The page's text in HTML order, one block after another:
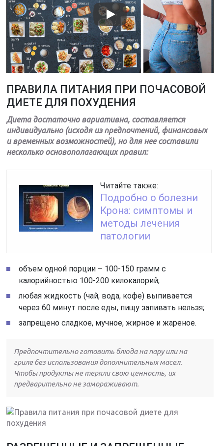
ПРАВИЛА ПИТАНИЯ ПРИ ПОЧАСОВОЙ
ДИЕТЕ ДЛЯ ПОХУДЕНИЯ
Диета достаточно вариативна, составляется
индивидуально (исходя из предпочтений, финансовых
и временных возможностей), но для нее составили
несколько основополагающих правил:
Читайте также:
Подробно о болезни
Крона: симптомы и
методы лечения
патологии
объем одной порции – 100-150 грамм с
калорийностью 100-200 килокалорий;
любая жидкость (чай, вода, кофе) выпивается
через 60 минут после еды, пищу запивать нельзя;
запрещено сладкое, мучное, жирное и жареное.
Предпочтительно готовить блюда на пару или на
гриле без использования дополнительных масел.
Чтобы продукты не теряли свою ценность, их
предварительно не замораживают.